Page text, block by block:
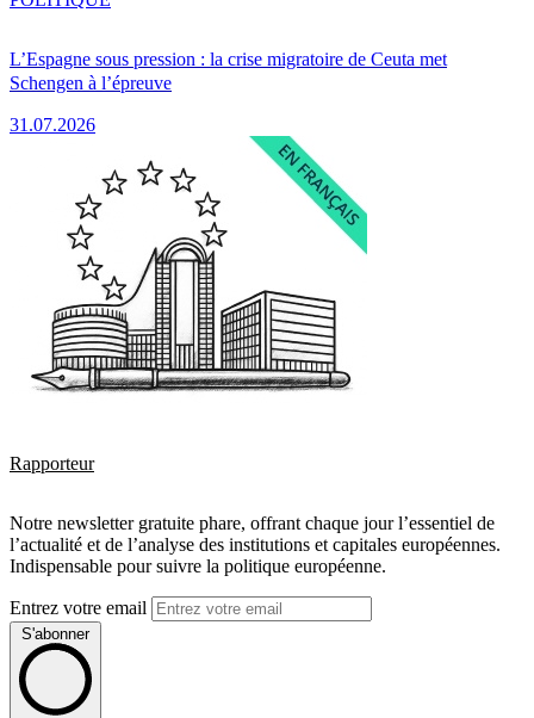
L’Espagne sous pression : la crise migratoire de Ceuta met
Schengen à l’épreuve
31.07.2026
Rapporteur
Notre newsletter gratuite phare, offrant chaque jour l’essentiel de
l’actualité et de l’analyse des institutions et capitales européennes.
Indispensable pour suivre la politique européenne.
Entrez votre email
S'abonner